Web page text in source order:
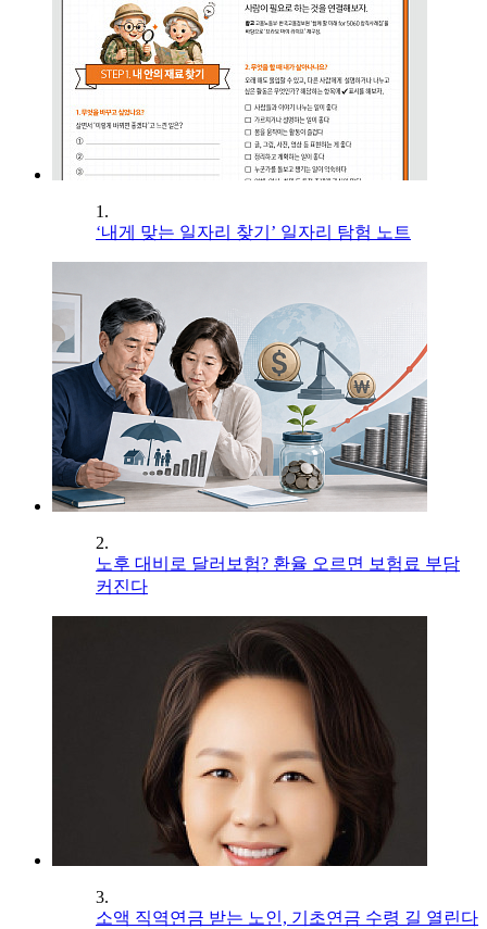
1.
‘내게 맞는 일자리 찾기’ 일자리 탐험 노트
2.
노후 대비로 달러보험? 환율 오르면 보험료 부담
커진다
3.
소액 직역연금 받는 노인, 기초연금 수령 길 열린다